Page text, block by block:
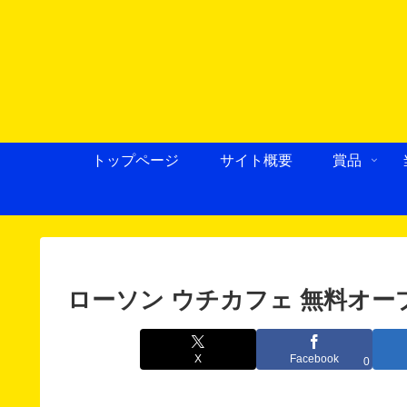
トップページ サイト概要 賞品
ローソン ウチカフェ 無料オ
X Facebook 0